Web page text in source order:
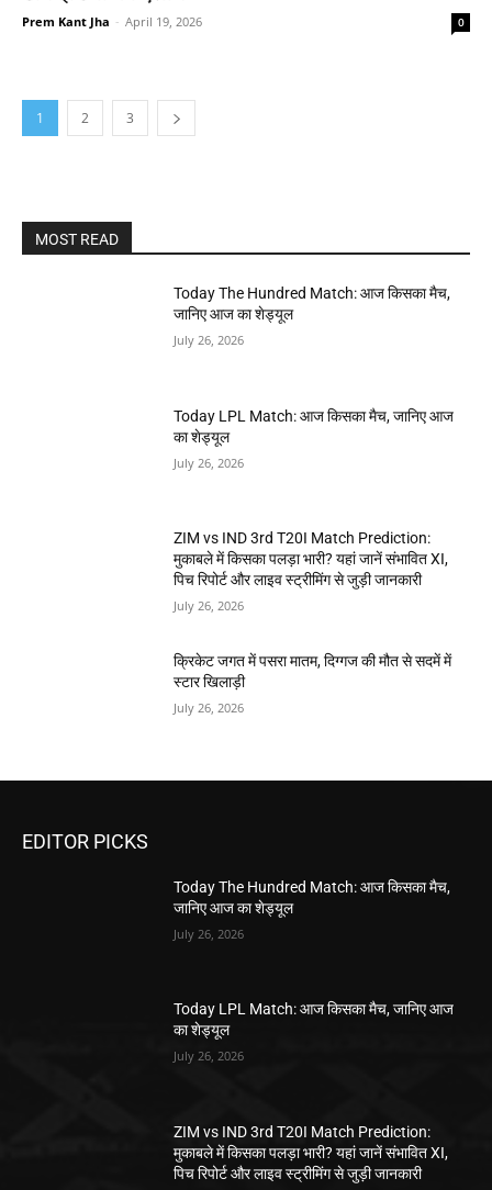
Prem Kant Jha - April 19, 2026 0
1 2 3
MOST READ
Today The Hundred Match: आज किसका मैच,
जानिए आज का शेड्यूल
July 26, 2026
Today LPL Match: आज किसका मैच, जानिए आज
का शेड्यूल
July 26, 2026
ZIM vs IND 3rd T20I Match Prediction:
मुकाबले में किसका पलड़ा भारी? यहां जानें संभावित XI,
पिच रिपोर्ट और लाइव स्ट्रीमिंग से जुड़ी जानकारी
July 26, 2026
क्रिकेट जगत में पसरा मातम, दिग्गज की मौत से सदमें में
स्टार खिलाड़ी
July 26, 2026
EDITOR PICKS
Today The Hundred Match: आज किसका मैच,
जानिए आज का शेड्यूल
July 26, 2026
Today LPL Match: आज किसका मैच, जानिए आज
का शेड्यूल
July 26, 2026
ZIM vs IND 3rd T20I Match Prediction:
मुकाबले में किसका पलड़ा भारी? यहां जानें संभावित XI,
पिच रिपोर्ट और लाइव स्ट्रीमिंग से जुड़ी जानकारी